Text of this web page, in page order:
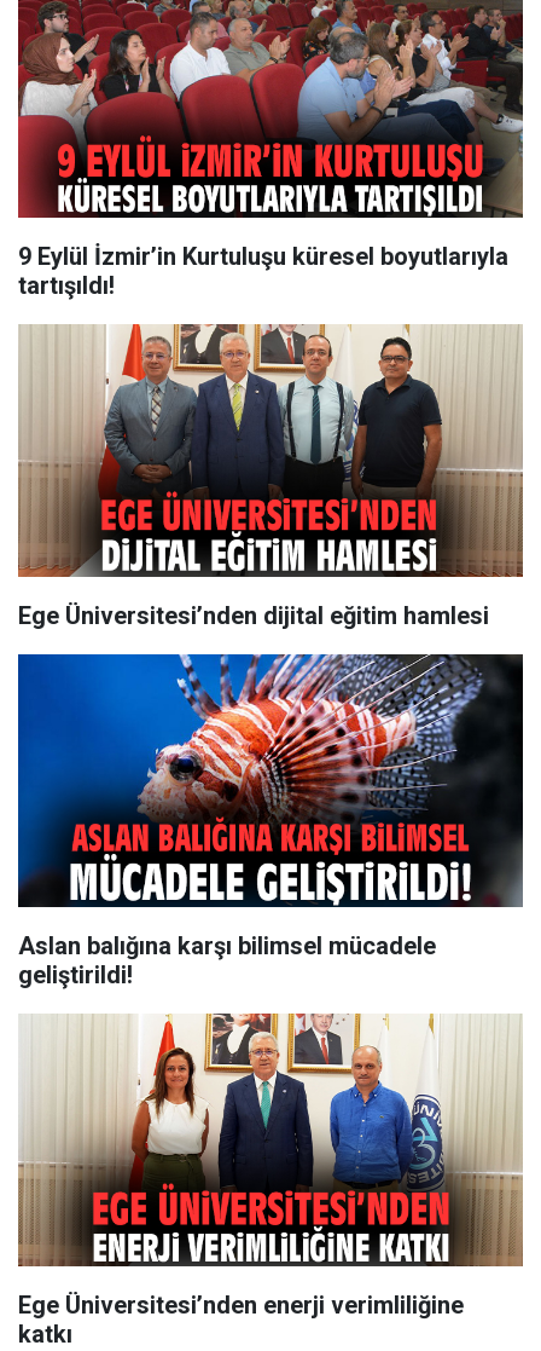
9 Eylül İzmir’in Kurtuluşu küresel boyutlarıyla
tartışıldı!
Ege Üniversitesi’nden dijital eğitim hamlesi
Aslan balığına karşı bilimsel mücadele
geliştirildi!
Ege Üniversitesi’nden enerji verimliliğine
katkı